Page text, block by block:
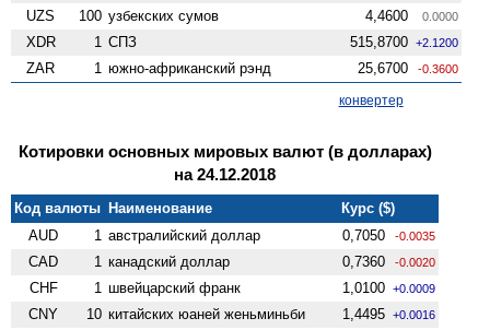
UZS 100 узбекских сумов 4,4600 0.0000
XDR 1 СПЗ 515,8700 +2.1200
ZAR 1 южно-африканский рэнд 25,6700 -0.3600
конвертер
Котировки основных мировых валют (в долларах)
на 24.12.2018
Код валюты Наименование
Курс ($)
AUD
1 австралийский доллар 0,7050 -0.0035
CAD 1 канадский доллар 0,7360 -0.0020
CHF 1 швейцарский франк 1,0100 +0.0009
CNY 10 китайских юаней женьминьби 1,4495 +0.0016